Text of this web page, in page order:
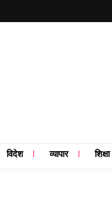
विदेश व्यापार शिक्षा